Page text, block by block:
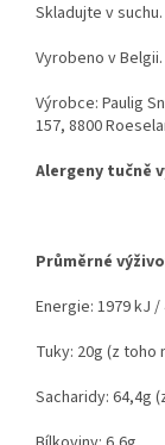
Skladujte v suchu.
Vyrobeno v Belgii.
Výrobce: Paulig
157, 8800
Alergeny tučně
Průměrné
Energie: 1979 kJ /
Tuky: 20g (z toho
Sacharidy: 64,4g